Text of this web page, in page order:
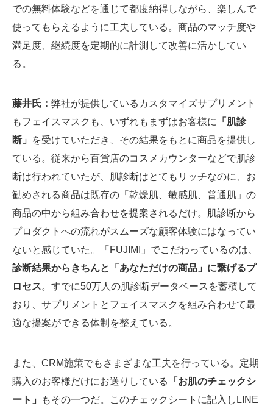
での無料体験などを通じて都度納得しながら、楽しんで
使ってもらえるように工夫している。商品のマッチ度や
満足度、継続度を定期的に計測して改善に活かしてい
る。
藤井氏： 弊社が提供しているカスタマイズサプリメント
もフェイスマスクも、いずれもまずはお客様に 「肌診
断」
を受けていただき、その結果をもとに商品を提供し
ている。従来から百貨店のコスメカウンターなどで肌診
断は行われていたが、肌診断はとてもリッチなのに、お
勧めされる商品は既存の「乾燥肌、敏感肌、普通肌」の
商品の中から組み合わせを提案されるだけ。肌診断から
プロダクトへの流れがスムーズな顧客体験にはなってい
ないと感じていた。「FUJIMI」でこだわっているのは、
診断結果からきちんと「あなただけの商品」に繋げるプ
ロセス。すでに50万人の肌診断データベースを蓄積して
おり、サプリメントとフェイスマスクを組み合わせて最
適な提案ができる体制を整えている。
また、CRM施策でもさまざまな工夫を行っている。定期
購入のお客様だけにお送りしている
「お肌のチェックシ
ート」
もその一つだ。このチェックシートに記入しLINE